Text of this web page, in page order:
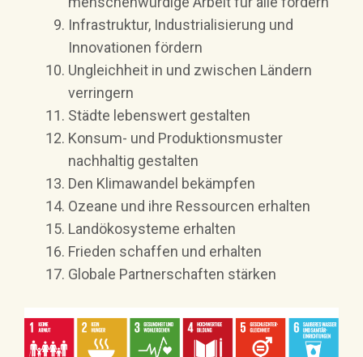
Infrastruktur, Industrialisierung und
Innovationen fördern
Ungleichheit in und zwischen Ländern
verringern
Städte lebenswert gestalten
Konsum- und Produktionsmuster
nachhaltig gestalten
Den Klimawandel bekämpfen
Ozeane und ihre Ressourcen erhalten
Landökosysteme erhalten
Frieden schaffen und erhalten
Globale Partnerschaften stärken